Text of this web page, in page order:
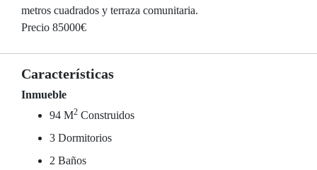
metros cuadrados y terraza comunitaria.
Precio 85000€
Características
Inmueble
94 M2 Construidos
3 Dormitorios
2 Baños